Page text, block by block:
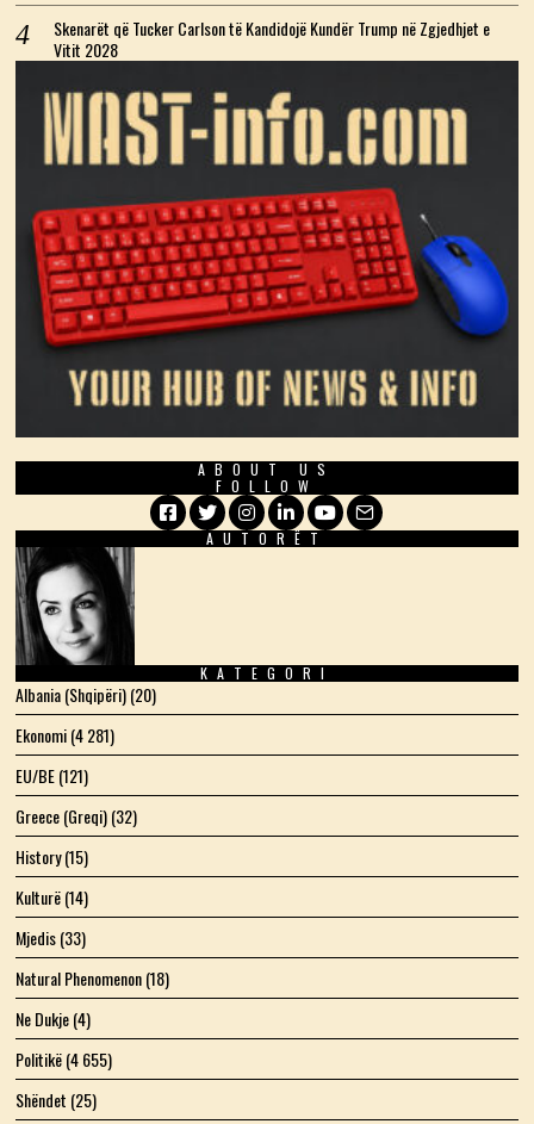
Skenarët që Tucker Carlson të Kandidojë Kundër Trump në Zgjedhjet e
Vitit 2028
ABOUT US
FOLLOW
Facebook
TwitterInstagram
LinkedIn
YouTube
Email
AUTORËT
KATEGORI
Albania (Shqipëri)(20)
Ekonomi(4 281)
EU/BE(121)
Greece (Greqi)(32)
History(15)
Kulturë(14)
Mjedis(33)
Natural Phenomenon(18)
Ne Dukje(4)
Politikë(4 655)
Shëndet (25)